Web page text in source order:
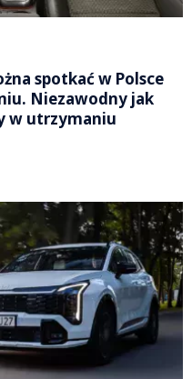
spotkać w Polsce
Niezawodny jak
w utrzymaniu